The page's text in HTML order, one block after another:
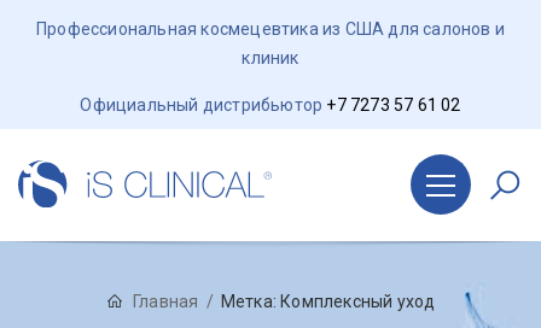
Профессиональная космецевтика из США для салонов и
клиник
Официальный дистрибьютор +7 7273 57 61 02
Главная Метка: Комплексный уход